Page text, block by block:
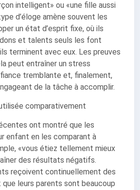
intelligent» ou «une fille aussi
d’éloge amène souvent les
un état d’esprit fixe, où ils
et talents seuls les font
terminent avec eux. Les preuves
peut entraîner un stress
tremblante et, finalement,
de la tâche à accomplir.
comparativement
ont montré que les
enfant en les comparant à
«vous étiez tellement mieux
des résultats négatifs.
reçoivent continuellement des
leurs parents sont beaucoup